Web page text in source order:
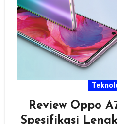
Review Oppo
Spesifikasi